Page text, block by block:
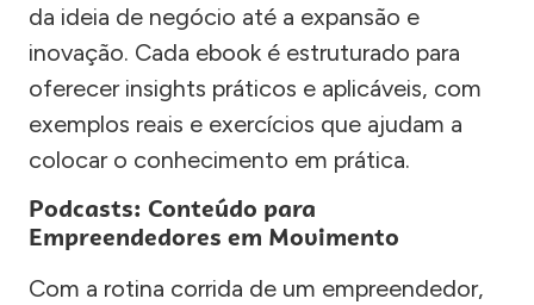
da ideia de negócio até a expansão e
inovação. Cada ebook é estruturado para
oferecer insights práticos e aplicáveis, com
exemplos reais e exercícios que ajudam a
colocar o conhecimento em prática.
Podcasts: Conteúdo para
Empreendedores em Movimento
Com a rotina corrida de um empreendedor,